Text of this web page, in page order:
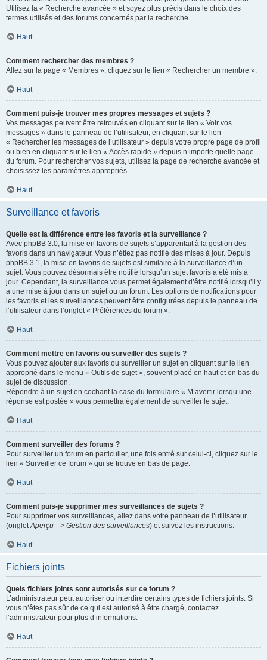
Utilisez la « Recherche avancée » et soyez plus précis dans le choix des
termes utilisés et des forums concernés par la recherche.
Haut
Comment rechercher des membres ?
Allez sur la page « Membres », cliquez sur le lien « Rechercher un membre ».
Haut
Comment puis-je trouver mes propres messages et sujets ?
Vos messages peuvent être retrouvés en cliquant sur le lien « Voir vos
messages » dans le panneau de l’utilisateur, en cliquant sur le lien
« Rechercher les messages de l’utilisateur » depuis votre propre page de profil
ou bien en cliquant sur le lien « Accès rapide » depuis n’importe quelle page
du forum. Pour rechercher vos sujets, utilisez la page de recherche avancée et
choisissez les paramètres appropriés.
Haut
Surveillance et favoris
Quelle est la différence entre les favoris et la surveillance ?
Avec phpBB 3.0, la mise en favoris de sujets s’apparentait à la gestion des
favoris dans un navigateur. Vous n’étiez pas notifié des mises à jour. Depuis
phpBB 3.1, la mise en favoris de sujets est similaire à la surveillance d’un
sujet. Vous pouvez désormais être notifié lorsqu’un sujet favoris a été mis à
jour. Cependant, la surveillance vous permet également d’être notifié lorsqu’il y
a une mise à jour dans un sujet ou un forum. Les options de notifications pour
les favoris et les surveillances peuvent être configurées depuis le panneau de
l’utilisateur dans l’onglet « Préférences du forum ».
Haut
Comment mettre en favoris ou surveiller des sujets ?
Vous pouvez ajouter aux favoris ou surveiller un sujet en cliquant sur le lien
approprié dans le menu « Outils de sujet », souvent placé en haut et en bas du
sujet de discussion.
Répondre à un sujet en cochant la case du formulaire « M’avertir lorsqu’une
réponse est postée » vous permettra également de surveiller le sujet.
Haut
Comment surveiller des forums ?
Pour surveiller un forum en particulier, une fois entré sur celui-ci, cliquez sur le
lien « Surveiller ce forum » qui se trouve en bas de page.
Haut
Comment puis-je supprimer mes surveillances de sujets ?
Pour supprimer vos surveillances, allez dans votre panneau de l’utilisateur
(ongletAperçu --> Gestion des surveillances) et suivez les instructions.
Haut
Fichiers joints
Quels fichiers joints sont autorisés sur ce forum ?
L’administrateur peut autoriser ou interdire certains types de fichiers joints. Si
vous n’êtes pas sûr de ce qui est autorisé à être chargé, contactez
l’administrateur pour plus d’informations.
Haut